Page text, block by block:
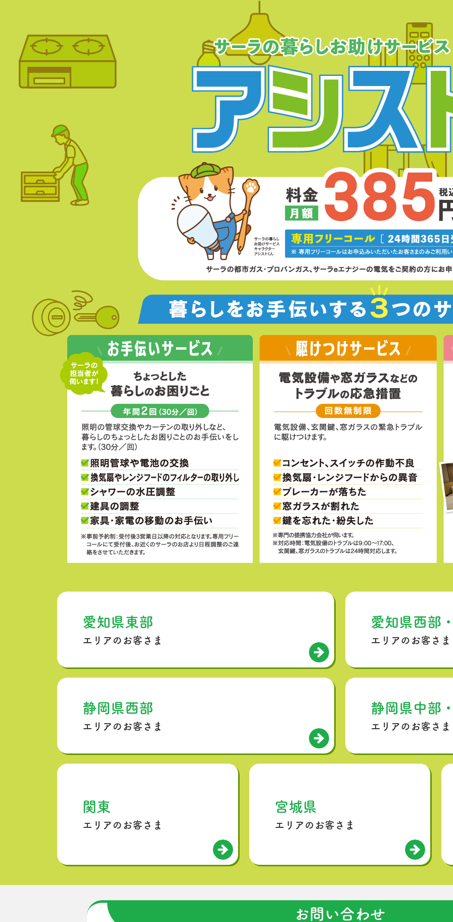
愛知県東部
エリアのお客さま
愛知県西部
エリアのお客さま
静岡県西部
エリアのお客さま
静岡県中部
エリアのお客さま
関東
エリアのお客さま
宮城県
エリアのお客さま
お問い合わせ